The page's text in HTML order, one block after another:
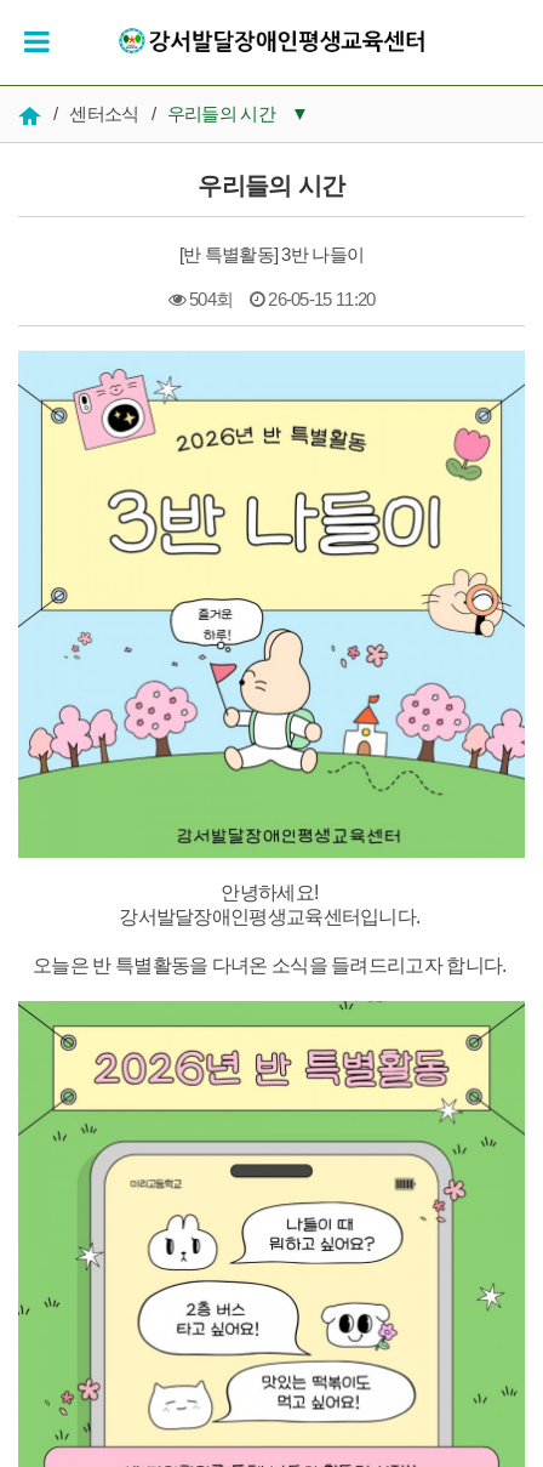
/ 센터소식 / 우리들의 시간 ▼
우리들의 시간
인재채용
우리들의 시간
[반 특별활동] 3반 나들이
504회 26-05-15 11:20
본문
안녕하세요!
강서발달장애인평생교육센터입니다.
오늘은 반 특별활동을 다녀온 소식을 들려드리고자 합니다.